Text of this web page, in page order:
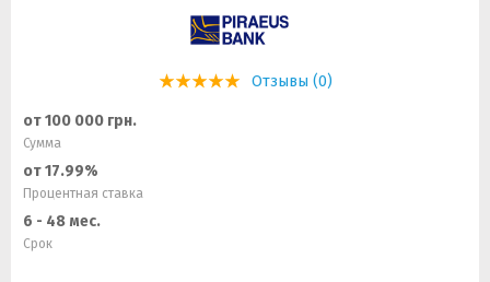
Отзывы (0)
от 100 000 грн.
Сумма
от 17.99%
Процентная ставка
6 - 48 мес.
Срок